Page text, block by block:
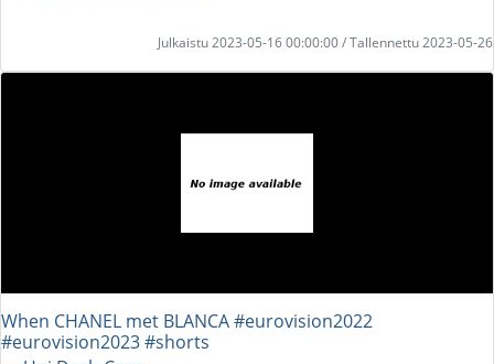
Julkaistu 2023-05-16 00:00:00 / Tallennettu 2023-05-26
When CHANEL met BLANCA #eurovision2022
#eurovision2023 #shorts